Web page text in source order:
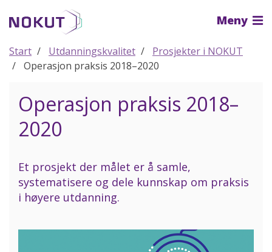
hovedinnhold
Meny
Start Utdanningskvalitet
Prosjekter i NOKUT
Operasjon praksis 2018–2020
Operasjon praksis 2018–
2020
Et prosjekt der målet er å samle,
systematisere og dele kunnskap om praksis
i høyere utdanning.